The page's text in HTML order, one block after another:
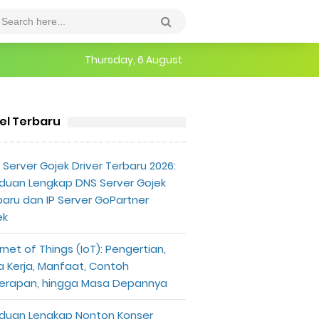
Thursday, 6 August
Terbaru
Server Gojek Driver Terbaru 2026:
Lengkap DNS Server Gojek
dan IP Server GoPartner
of Things (IoT): Pengertian,
Kerja, Manfaat, Contoh
hingga Masa Depannya
Lengkap Nonton Konser